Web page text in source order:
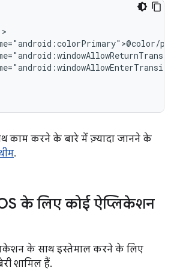
काम करने के बारे में ज़्यादा जानने के
.
के लिए कोई ऐप्लिकेशन
के साथ इस्तेमाल करने के लिए
शामिल हैं.